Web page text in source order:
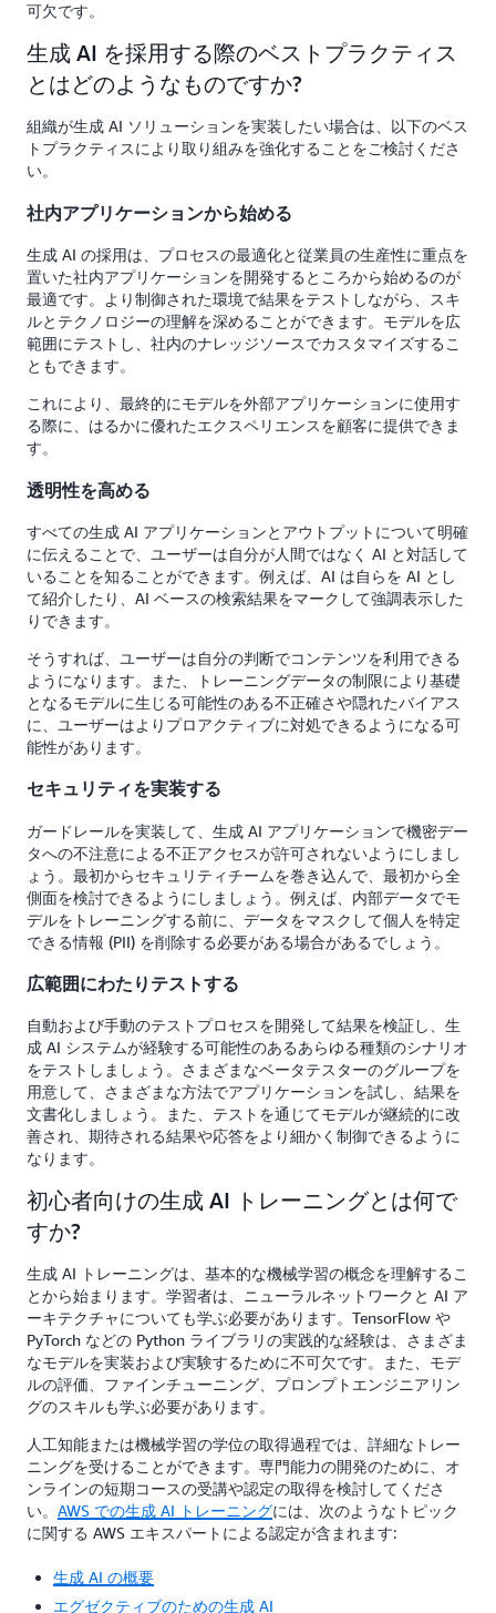
可欠です。
生成 AI を採用する際のベストプラクティス
とはどのようなものですか?
組織が生成 AI ソリューションを実装したい場合は、以下のベス
トプラクティスにより取り組みを強化することをご検討くださ
い。
社内アプリケーションから始める
生成 AI の採用は、プロセスの最適化と従業員の生産性に重点を
置いた社内アプリケーションを開発するところから始めるのが
最適です。より制御された環境で結果をテストしながら、スキ
ルとテクノロジーの理解を深めることができます。モデルを広
範囲にテストし、社内のナレッジソースでカスタマイズするこ
ともできます。
これにより、最終的にモデルを外部アプリケーションに使用す
る際に、はるかに優れたエクスペリエンスを顧客に提供できま
す。
透明性を高める
すべての生成 AI アプリケーションとアウトプットについて明確
に伝えることで、ユーザーは自分が人間ではなく AI と対話して
いることを知ることができます。例えば、AI は自らを AI とし
て紹介したり、AI ベースの検索結果をマークして強調表示した
りできます。
そうすれば、ユーザーは自分の判断でコンテンツを利用できる
ようになります。また、トレーニングデータの制限により基礎
となるモデルに生じる可能性のある不正確さや隠れたバイアス
に、ユーザーはよりプロアクティブに対処できるようになる可
能性があります。
セキュリティを実装する
ガードレールを実装して、生成 AI アプリケーションで機密デー
タへの不注意による不正アクセスが許可されないようにしまし
ょう。最初からセキュリティチームを巻き込んで、最初から全
側面を検討できるようにしましょう。例えば、内部データでモ
デルをトレーニングする前に、データをマスクして個人を特定
できる情報 (PII) を削除する必要がある場合があるでしょう。
広範囲にわたりテストする
自動および手動のテストプロセスを開発して結果を検証し、生
成 AI システムが経験する可能性のあるあらゆる種類のシナリオ
をテストしましょう。さまざまなベータテスターのグループを
用意して、さまざまな方法でアプリケーションを試し、結果を
文書化しましょう。また、テストを通じてモデルが継続的に改
善され、期待される結果や応答をより細かく制御できるように
なります。
初心者向けの生成 AI トレーニングとは何で
すか?
生成 AI トレーニングは、基本的な機械学習の概念を理解するこ
とから始まります。学習者は、ニューラルネットワークと AI ア
ーキテクチャについても学ぶ必要があります。TensorFlow や
PyTorch などの Python ライブラリの実践的な経験は、さまざま
なモデルを実装および実験するために不可欠です。また、モデ
ルの評価、ファインチューニング、プロンプトエンジニアリン
グのスキルも学ぶ必要があります。
人工知能または機械学習の学位の取得過程では、詳細なトレー
ニングを受けることができます。専門能力の開発のために、オ
ンラインの短期コースの受講や認定の取得を検討してくださ
い。 AWS での生成 AI トレーニングには、次のようなトピック
に関する AWS エキスパートによる認定が含まれます:
生成 AI の概要
エグゼクティブのための生成 AI